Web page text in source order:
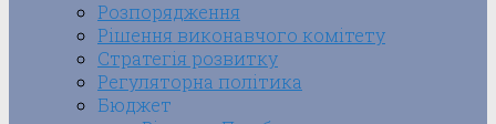
Розпорядження
Рішення виконавчого комітету
Стратегія розвитку
Регуляторна політика
Бюджет